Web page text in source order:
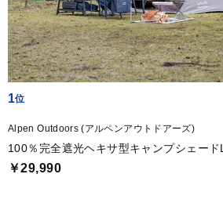
1
Alpen Outdoors (アルペンアウトドアーズ)
100％完全遮光ヘキサ型キャンプシェードL
￥29,990